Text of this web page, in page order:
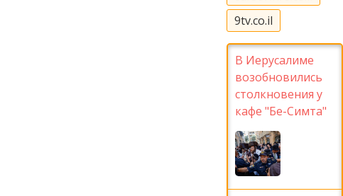
9tv.co.il
В Иерусалиме
возобновились
столкновения у
кафе "Бе-Симта"